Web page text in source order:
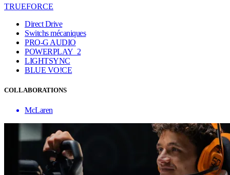
TRUEFORCE
Direct Drive
Switchs mécaniques
PRO-G AUDIO
POWERPLAY 2
LIGHTSYNC
BLUE VO!CE
COLLABORATIONS
McLaren